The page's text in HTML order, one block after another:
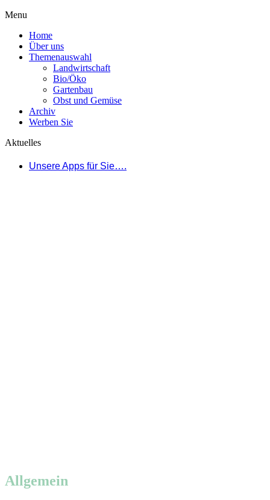
Menu
Home
Über uns
Themenauswahl
Landwirtschaft
Bio/Öko
Gartenbau
Obst und Gemüse
Archiv
Werben Sie
Aktuelles
Unsere Apps für Sie….
Allgemein